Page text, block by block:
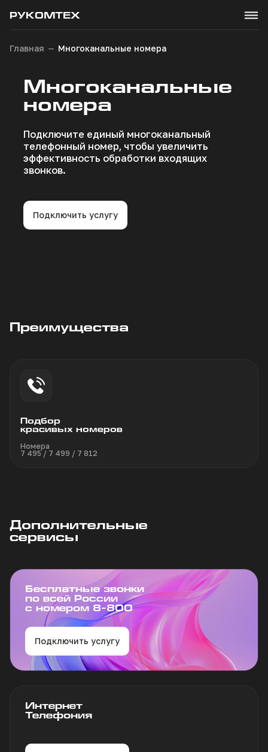
РУКОМТЕХ
Главная Многоканальные номера
Много­канальные
номера
Подключите единый многоканальный
телефонный номер, чтобы увеличить
эффективность обработки входящих
звонков.
Подключить услугу
Преимущества
Подбор
красивых номеров
Номера
7 495 / 7 499 / 7 812
Дополнительные
сервисы
Бесплатные звонки
по всей России
с номером 8-800
Подключить услугу
Интернет
Телефония